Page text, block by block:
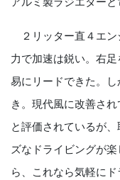
２リッター直４エン
力で加速は鋭い。右
易にリードできた。
き。現代風に改善され
と評価されているが
ズなドライビングが
ら、これなら気軽にド